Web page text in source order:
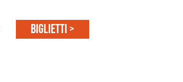
BIGLIETTI >